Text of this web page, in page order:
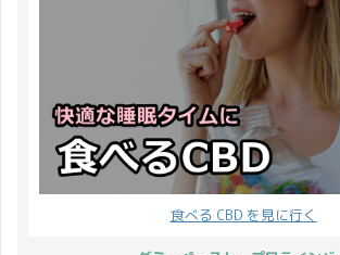
食べる CBD を見に行く